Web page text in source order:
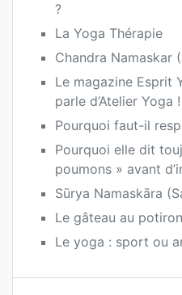
?
La Yoga Thérapie
Chandra Namaskar
Le magazine Esprit
parle d’Atelier Yoga !
Pourquoi faut-il
Pourquoi elle dit
poumons » avant
Sūrya Namaskāra
Le gâteau au
Le yoga : sport ou